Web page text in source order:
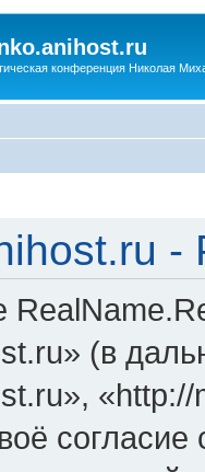
конференция Николая
-
(в